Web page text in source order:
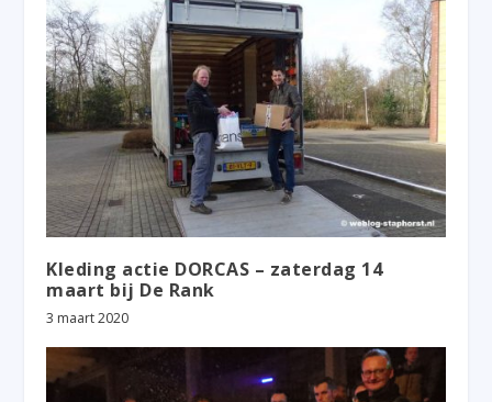
Kleding actie DORCAS – zaterdag 14
maart bij De Rank
3 maart 2020